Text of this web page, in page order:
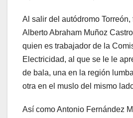
Al salir del autódromo
Alberto Abraham Muñoz
quien es trabajador de la
Electricidad, al que se le le
de bala, una en la región
otra en el muslo del mismo
Así como Antonio Fernández